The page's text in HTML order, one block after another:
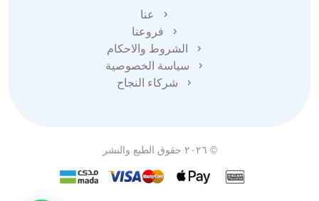
عنا
فروعنا
الشروط والاحكام
سياسة الخصوصية
شركاء النجاح
© ٢٠٢٦ حقوق الطبع والنشر